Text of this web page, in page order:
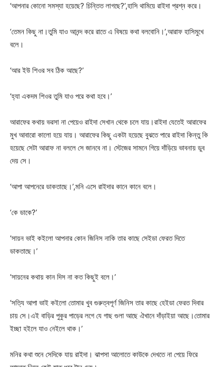
‘আপনার কোনো সমস্যা হয়েছে? চিন্তিত লাগছে?’,হাসি থামিয়ে রাইদা প্রশ্ন করে।
‘তেমন কিছু না।তুমি যাও আনন্দ করে রাতে এ বিষয়ে কথা বলবোনি।’,আরাফ হাসিমুখে
বলে।
‘আর ইউ শিওর সব ঠিক আছে?’
‘হ্যা একদম শিওর তুমি যাও পরে কথা হবে।’
আরাফের কথায় ভরসা না পেয়েও রাইদা সেখান থেকে চলে যায়।রাইদা যেতেই আরাফের
মুখ আবারো কালো হয়ে যায়। আরাফের কিছু একটা হয়েছে বুঝতে পারে রাইদা কিন্তু কি
হয়েছে সেটা আরাফ না বললে সে জানবে না। স্টেজের সামনে গিয়ে দাঁড়িয়ে ভাবনায় ডুব
দেয় সে।
‘আপা আপনেরে ডাকতাছে।’,মনি এসে রাইদার কানে কানে বলে।
‘কে ডাকে?’
‘সায়ন ভাই কইলো আপনার কোন জিনিস নাকি তার কাছে সেইডা ফেরত দিতে
ডাকতাছে।’
‘সায়নের কথায় কান দিস না কত কিছুই বলে।’
‘সত্যি আপা ভাই কইলো তোমার খুব গুরুত্বপূর্ণ জিনিস তার কাছে হেইডা ফেরত দিবার
চায় সে।এই বাড়ির পুকুর পাড়ের লগে যে গাছ গুলা আছে ঐখানে দাঁড়াইয়া আছে।তোমার
ইচ্ছা হইলে যাও নেইলে থাক।’
মনির কথা শুনে সেদিকে যায় রাইদা। ঝাপসা আলোতে কাউকে দেখতে না পেয়ে ফিরে